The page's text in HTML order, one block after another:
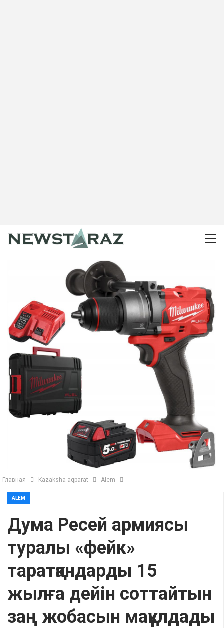
Главная Kazaksha aqparat Alem
ALEM
Дума Ресей армиясы
туралы «фейк»
таратқандарды 15
жылға дейін соттайтын
заң жобасын мақұлдады